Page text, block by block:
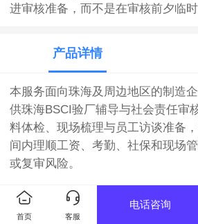
进审核准备，而不是在审核前夕临时
产品详情
本服务面向珠海及周边地区的制造
供珠海BSCI验厂辅导与社会责任审
料体检、现场梳理与员工访谈准备
间内理顺工资、考勤、社保和现场
或复审风险。
【服务简介】
首页 客服
电话咨询